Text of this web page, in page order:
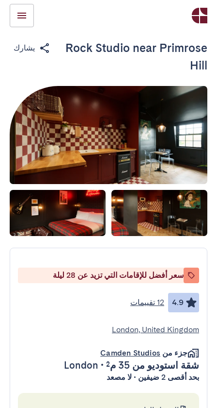
Rock Studio near Primrose
Hill
يشارك
سعر أفضل للإقامات التي تزيد عن 28 ليلة
4.9 12 تقييمات
London, United Kingdom
جزء من Camden Studios
شقة استوديو من 35 م² •
London
بحد أقصى 2 ضيفين • لا مصعد